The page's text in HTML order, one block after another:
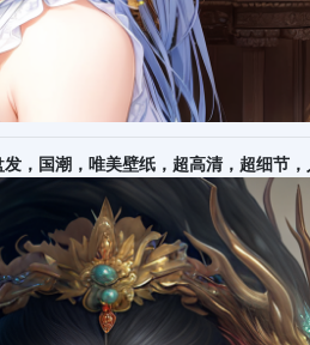
，国潮，唯美壁纸，超高清，超细节